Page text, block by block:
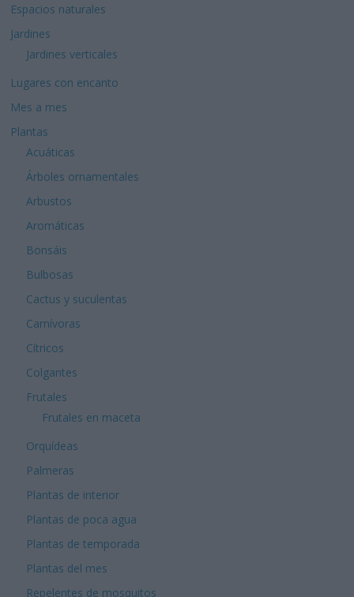
Espacios naturales
Jardines
Jardines verticales
Lugares con encanto
Mes a mes
Plantas
Acuáticas
Árboles ornamentales
Arbustos
Aromáticas
Bonsáis
Bulbosas
Cactus y suculentas
Carnívoras
Cítricos
Colgantes
Frutales
Frutales en maceta
Orquídeas
Palmeras
Plantas de interior
Plantas de poca agua
Plantas de temporada
Plantas del mes
Repelentes de mosquitos